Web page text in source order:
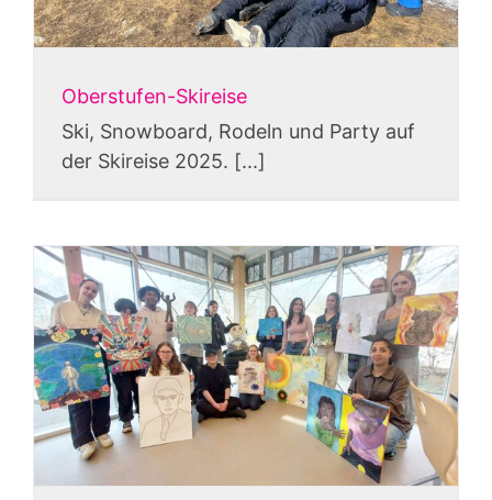
Oberstufen-Skireise
Ski, Snowboard, Rodeln und Party auf
der Skireise 2025. [...]